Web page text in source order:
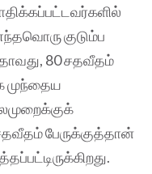
குடும்ப
80 சதவீதம்
முந்தைய
பேருக்குத்தான்